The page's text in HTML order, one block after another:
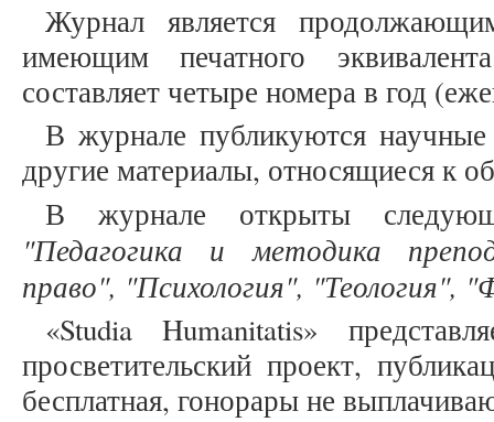
Журнал является
имеющим печатного
составляет четыре номера в год
В журнале публикуются
другие материалы, относящиеся к
В журнале открыты
"Педагогика и методика
право", "Психология", "Теология",
«Studia Humanitatis»
просветительский проект,
бесплатная, гонорары не